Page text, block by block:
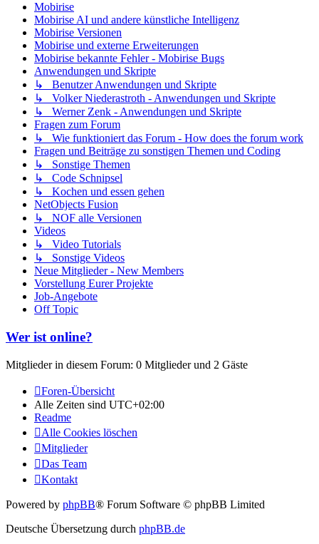
Mobirise
Mobirise AI und andere künstliche Intelligenz
Mobirise Versionen
Mobirise und externe Erweiterungen
Mobirise bekannte Fehler - Mobirise Bugs
Anwendungen und Skripte
↳ Benutzer Anwendungen und Skripte
↳ Volker Niederastroth - Anwendungen und Skripte
↳ Werner Zenk - Anwendungen und Skripte
Fragen zum Forum
↳ Wie funktioniert das Forum - How does the forum work
Fragen und Beiträge zu sonstigen Themen und Coding
↳ Sonstige Themen
↳ Code Schnipsel
↳ Kochen und essen gehen
NetObjects Fusion
↳ NOF alle Versionen
Videos
↳ Video Tutorials
↳ Sonstige Videos
Neue Mitglieder - New Members
Vorstellung Eurer Projekte
Job-Angebote
Off Topic
Wer ist online?
Mitglieder in diesem Forum: 0 Mitglieder und 2 Gäste
Foren-Übersicht
Alle Zeiten sind UTC+02:00
Readme
Alle Cookies löschen
Mitglieder
Das Team
Kontakt
Powered by phpBB® Forum Software © phpBB Limited
Deutsche Übersetzung durch phpBB.de